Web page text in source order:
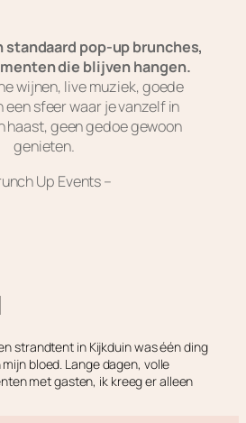
standaard pop-up brunches,
die blijven hangen.
wijnen, live muziek, goede
een sfeer waar je vanzelf in
haast, geen gedoe gewoon
genieten.
Up Events –
strandtent in Kijkduin was één ding
bloed. Lange dagen, volle
met gasten, ik kreeg er alleen